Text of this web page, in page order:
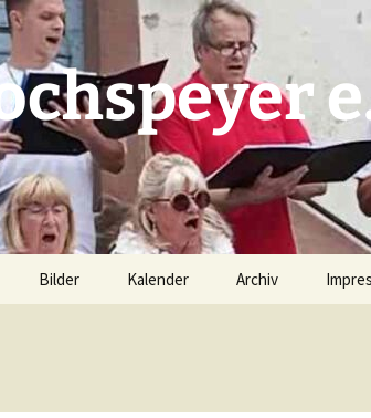
Bilder
Kerwebilder 2018
Kalender Archiv